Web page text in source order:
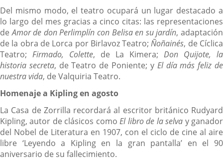
Del mismo modo, el teatro ocupará un lugar destacado a
lo largo del mes gracias a cinco citas: las representaciones
deAmor de don Perlimplín con Belisa en su jardín, adaptación
de la obra de Lorca por Birlavoz Teatro;Ñoñainés, de Cíclica
Teatro; Firmado, Colette, de La Kimera; Don Quijote, la
historia secreta, de Teatro de Poniente; y El día más feliz de
nuestra vida, de Valquiria Teatro.
Homenaje a Kipling en agosto
La Casa de Zorrilla recordará al escritor británico Rudyard
Kipling, autor de clásicos comoEl libro de la selva y ganador
del Nobel de Literatura en 1907, con el ciclo de cine al aire
libre ‘Leyendo a Kipling en la gran pantalla’ en el 90
aniversario de su fallecimiento.